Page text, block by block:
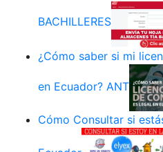
BACHILLERES
¿Cómo saber si mi
en Ecuador? ANT
Cómo Consultar si